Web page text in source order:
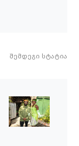
შემდეგი სტატია